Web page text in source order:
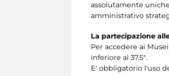
assolutamente
amministrativo
La partecipazione
Per accedere ai
inferiore ai 37.5°.
E' obbligatorio l'uso